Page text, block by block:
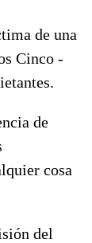
de una
Cinco -
de
cosa
del